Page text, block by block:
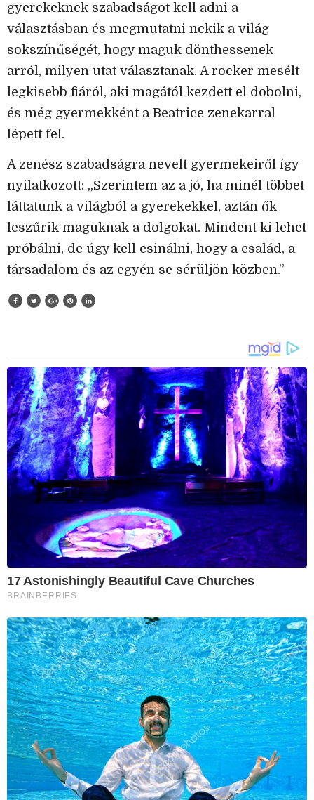
gyerekeknek szabadságot kell adni a
választásban és megmutatni nekik a világ
sokszínűségét, hogy maguk dönthessenek
arról, milyen utat választanak. A rocker mesélt
legkisebb fiáról, aki magától kezdett el dobolni,
és még gyermekként a Beatrice zenekarral
lépett fel.
A zenész szabadságra nevelt gyermekeiről így
nyilatkozott: „Szerintem az a jó, ha minél többet
láttatunk a világból a gyerekekkel, aztán ők
leszűrik maguknak a dolgokat. Mindent ki lehet
próbálni, de úgy kell csinálni, hogy a család, a
társadalom és az egyén se sérüljön közben.”
17 Astonishingly Beautiful Cave Churches
BRAINBERRIES